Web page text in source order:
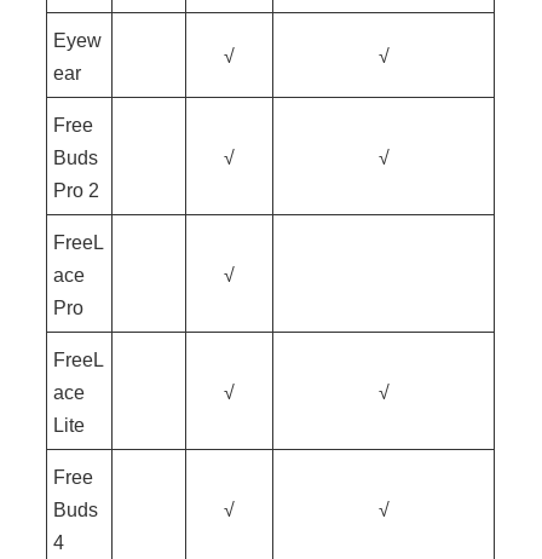
Eyew
ear
√ √
Free
Buds
Pro 2
√ √
FreeL
ace
Pro
√
FreeL
ace
Lite
√ √
Free
Buds
4
√ √